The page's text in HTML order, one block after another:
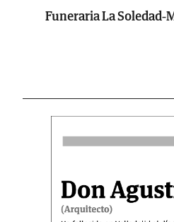
Funeraria La Soledad-